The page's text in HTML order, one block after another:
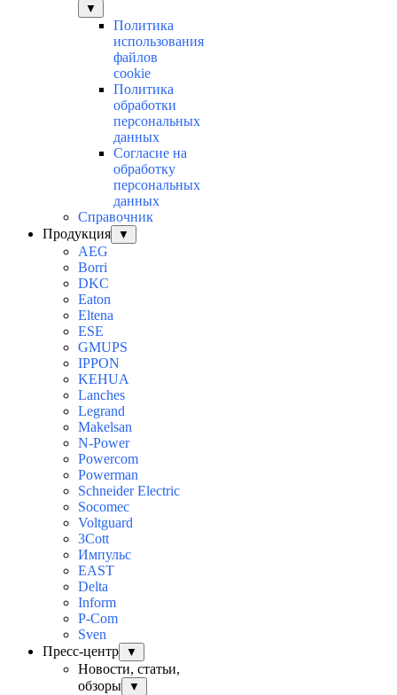
▼
Политика
использования
файлов
cookie
Политика
обработки
персональных
данных
Согласие на
обработку
персональных
данных
Справочник
Продукция
▼
AEG
Borri
DKC
Eaton
Eltena
ESE
GMUPS
IPPON
KEHUA
Lanches
Legrand
Makelsan
N-Power
Powercom
Powerman
Schneider Electric
Socomec
Voltguard
3Cott
Импульс
EAST
Delta
Inform
P-Com
Sven
Пресс-центр
▼
Новости, статьи,
обзоры
▼